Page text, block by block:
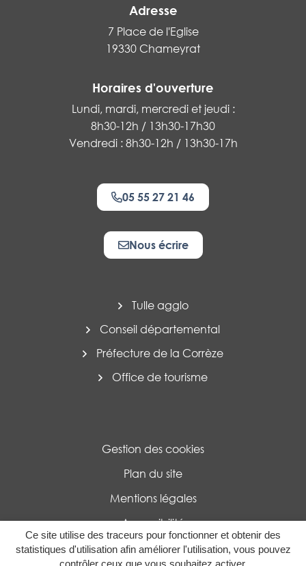
Ce site utilise des traceurs pour fonctionner et obtenir des
statistiques d'utilisation afin améliorer l'utilisation, vous pouvez
contrôler ceux que vous souhaitez activer.
Adresse
7 Place de l'Eglise
19330 Chameyrat
Horaires d'ouverture
Lundi, mardi, mercredi et jeudi :
8h30-12h / 13h30-17h30
Vendredi : 8h30-12h / 13h30-17h
05 55 27 21 46
Nous écrire
Tulle agglo
Conseil départemental
Préfecture de la Corrèze
Office de tourisme
Gestion des cookies
Plan du site
Mentions légales
Accessibilité
Politique de confidentialité